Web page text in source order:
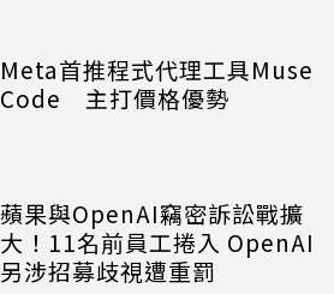
Meta首推程式代理工具Muse
Code 主打價格優勢
蘋果與OpenAI竊密訴訟戰擴
大！11名前員工捲入 OpenAI
另涉招募歧視遭重罰